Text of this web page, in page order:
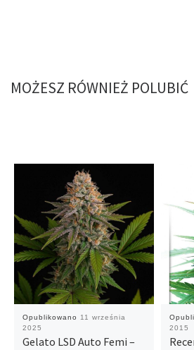
MOŻESZ RÓWNIEŻ POLUBIĆ
Opublikowano
11 września
2025
Gelato LSD Auto Femi –
2015